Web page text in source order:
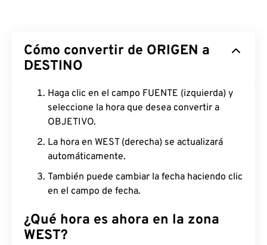
Cómo convertir de ORIGEN a
DESTINO
Haga clic en el campo FUENTE (izquierda) y
seleccione la hora que desea convertir a
OBJETIVO.
La hora en WEST (derecha) se actualizará
automáticamente.
También puede cambiar la fecha haciendo clic
en el campo de fecha.
¿Qué hora es ahora en la zona
WEST?